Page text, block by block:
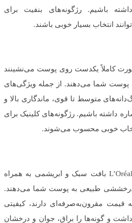
باشیم. رژگونه‌های بنفیت برای
انتخاب بسیار خوبی باشند.
صورت کاملاً یکدست روی پوست می‌نشینند
پوست شما می‌دهند. از جمله ویژگی‌های
متوسط تا قوی، ماندگاری بالا و
داشته باشیم. رژگونه‌های کلینیک برای
خوبی محسوب می‌شوند.
رژگونه‌های حجم‌دهنده برند L’Oréal بافت سبک و ابریشمی به همراه
درخششی طبیعی به پوست شما می‌دهند.
قیمت مقرون‌به‌صرفه‌ای دارند، کیفیتی
داشت و گونه‌ها را براق، جوان و درخشان